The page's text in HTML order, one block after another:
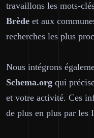
travaillons les mots-
Brède et aux
recherches les plus
Nous intégrons
Schema.org qui
et votre activité. Ces
de plus en plus par les